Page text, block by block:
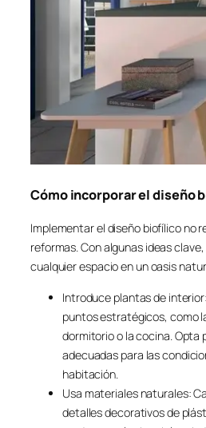
Cómo incorporar el diseño
Implementar el diseño biofílico no
reformas. Con algunas ideas
cualquier espacio en un oasis
Introduce plantas de
puntos estratégicos, como
dormitorio o la cocina. Opta
adecuadas para las
habitación.
Usa materiales naturales:
detalles decorativos de